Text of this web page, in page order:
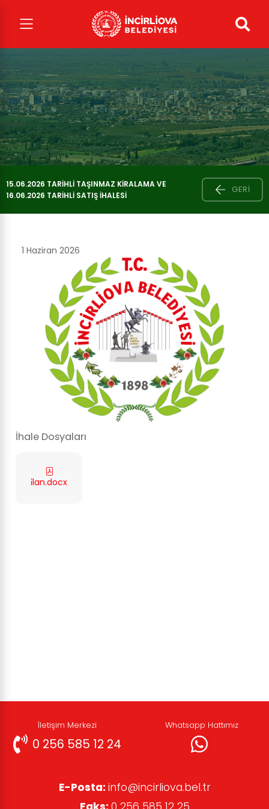
15.06.2026 TARİHLİ TAŞINMAZ KİRALAMA VE
16.06.2026 TARİHLİ SATIŞ İHALESİ
GERI
1 Haziran 2026
İhale Dosyaları
i̇lan.docx
İletişim Merkezi
0 256 585 12 24
Whatsapp Hattımız
E-Posta: info@incirliova.bel.tr